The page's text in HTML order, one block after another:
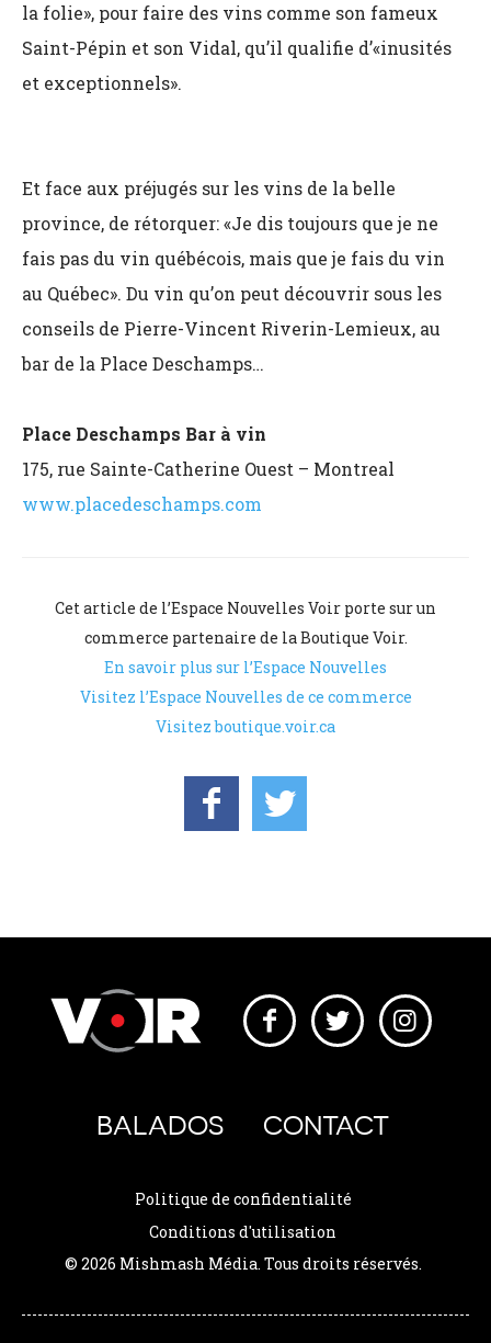
la folie», pour faire des vins comme son fameux
Saint-Pépin et son Vidal, qu’il qualifie d’«inusités
et exceptionnels».
Et face aux préjugés sur les vins de la belle
province, de rétorquer: «Je dis toujours que je ne
fais pas du vin québécois, mais que je fais du vin
au Québec». Du vin qu’on peut découvrir sous les
conseils de Pierre-Vincent Riverin-Lemieux, au
bar de la Place Deschamps…
Place Deschamps Bar à vin
175, rue Sainte-Catherine Ouest – Montreal
www.placedeschamps.com
Cet article de l’Espace Nouvelles Voir porte sur un
commerce partenaire de la Boutique Voir.
En savoir plus sur l’Espace Nouvelles
Visitez l’Espace Nouvelles de ce commerce
Visitez boutique.voir.ca
BALADOS CONTACT
Politique de confidentialité
Conditions d'utilisation
© 2026 Mishmash Média. Tous droits réservés.